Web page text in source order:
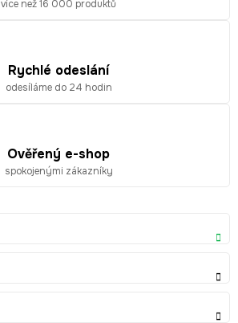
více než 16 000 produktů
Rychlé odeslání
odesíláme do 24 hodin
Ověřený e-shop
spokojenými zákazníky